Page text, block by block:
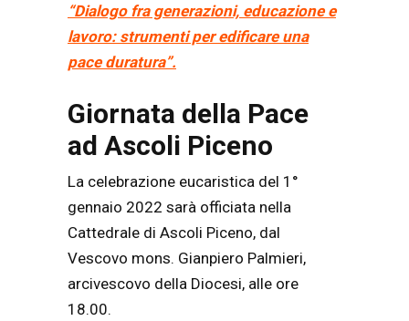
“Dialogo fra generazioni, educazione e
lavoro: strumenti per edificare una
pace duratura”.
Giornata della Pace
ad Ascoli Piceno
La celebrazione eucaristica del 1°
gennaio 2022 sarà officiata nella
Cattedrale di Ascoli Piceno, dal
Vescovo mons. Gianpiero Palmieri,
arcivescovo della Diocesi, alle ore
18.00.